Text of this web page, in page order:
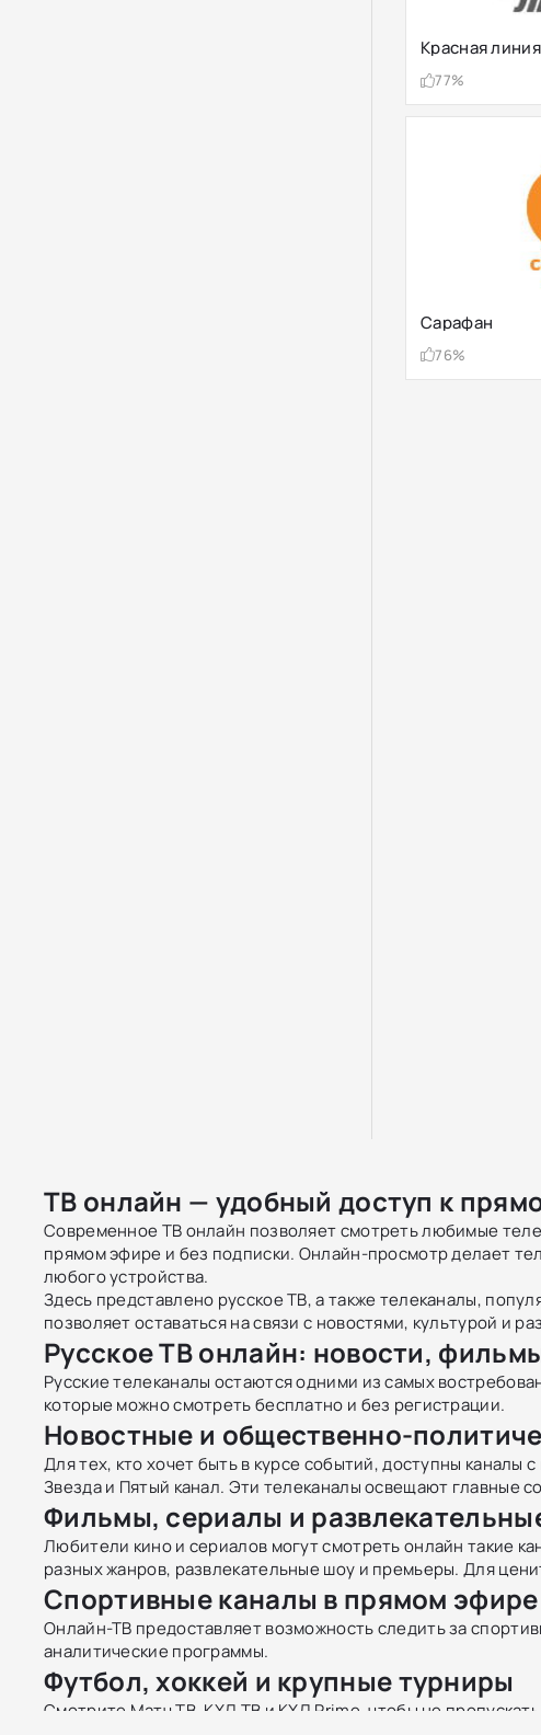
Красная линия
77%
Сарафан
76%
ТВ онлайн — удобный доступ к
Современное ТВ онлайн позволяет смотреть любимые
прямом эфире и без подписки. Онлайн-просмотр делает
любого устройства.
Здесь представлено русское ТВ, а также телеканалы,
позволяет оставаться на связи с новостями, культурой и
Русское ТВ онлайн: новости,
Русские телеканалы остаются одними из самых
которые можно смотреть бесплатно и без регистрации.
Новостные и общественно-
Для тех, кто хочет быть в курсе событий, доступны
Звезда и Пятый канал. Эти телеканалы освещают главные
Фильмы, сериалы и
Любители кино и сериалов могут смотреть онлайн такие
разных жанров, развлекательные шоу и премьеры. Для
Спортивные каналы в прямом эфире
Онлайн-ТВ предоставляет возможность следить за
аналитические программы.
Футбол, хоккей и крупные турниры
Смотрите Матч ТВ, КХЛ ТВ и КХЛ Prime, чтобы не